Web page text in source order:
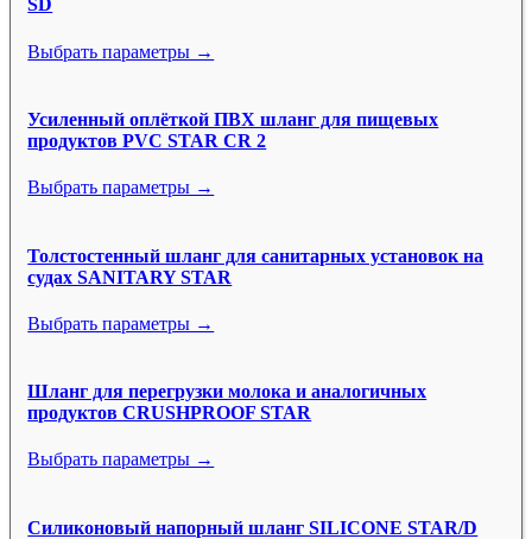
SD
Выбрать параметры →
Усиленный оплёткой ПВХ шланг для пищевых
продуктов PVC STAR CR 2
Выбрать параметры →
Толстостенный шланг для санитарных установок на
судах SANITARY STAR
Выбрать параметры →
Шланг для перегрузки молока и аналогичных
продуктов CRUSHPROOF STAR
Выбрать параметры →
Силиконовый напорный шланг SILICONE STAR/D